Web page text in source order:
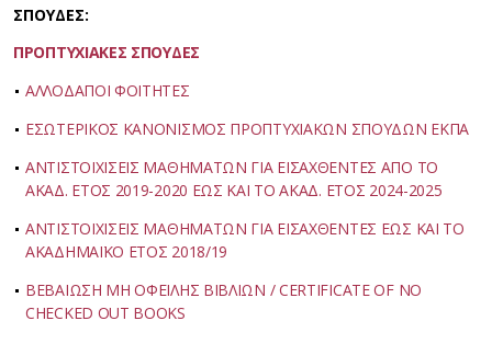
ΣΠΟΥΔΕΣ:
ΠΡΟΠΤΥΧΙΑΚΕΣ ΣΠΟΥΔΕΣ
ΑΛΛΟΔΑΠΟΙ ΦΟΙΤΗΤΕΣ
ΕΣΩΤΕΡΙΚΟΣ ΚΑΝΟΝΙΣΜΟΣ ΠΡΟΠΤΥΧΙΑΚΩΝ ΣΠΟΥΔΩΝ ΕΚΠΑ
ΑΝΤΙΣΤΟΙΧΙΣΕΙΣ ΜΑΘΗΜΑΤΩΝ ΓΙΑ ΕΙΣΑΧΘΕΝΤΕΣ ΑΠΟ ΤΟ
ΑΚΑΔ. ΕΤΟΣ 2019-2020 ΕΩΣ ΚΑΙ ΤΟ ΑΚΑΔ. ΕΤΟΣ 2024-2025
ΑΝΤΙΣΤΟΙΧΙΣΕΙΣ ΜΑΘΗΜΑΤΩΝ ΓΙΑ ΕΙΣΑΧΘΕΝΤΕΣ ΕΩΣ ΚΑΙ ΤΟ
ΑΚΑΔΗΜΑΪΚΟ ΕΤΟΣ 2018/19
ΒΕΒΑΙΩΣΗ ΜΗ ΟΦΕΙΛΗΣ ΒΙΒΛΙΩΝ / CERTIFICATE OF NO
CHECKED OUT BOOKS